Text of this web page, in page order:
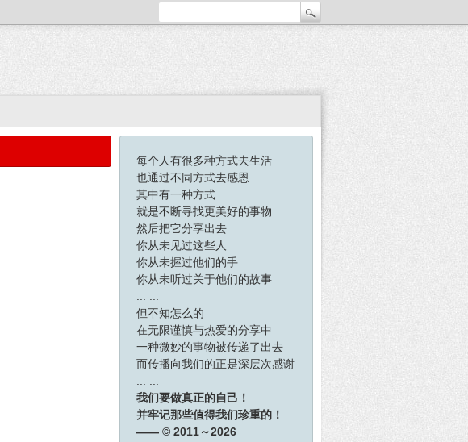
每个人有很多种方式去生活
也通过不同方式去感恩
其中有一种方式
就是不断寻找更美好的事物
然后把它分享出去
你从未见过这些人
你从未握过他们的手
你从未听过关于他们的故事
但不知怎么的
在无限谨慎与热爱的分享中
一种微妙的事物被传递了出去
而传播向我们的正是深层次感谢
我们要做真正的自己！
并牢记那些值得我们珍重的！
—— © 2011～2026